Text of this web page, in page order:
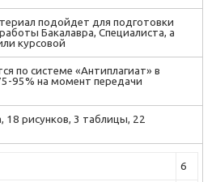
подойдет для подготовки
Бакалавра, Специалиста, а
курсовой
по системе «Антиплагиат» в
95% на момент передачи
18 рисунков, 3 таблицы, 22
6